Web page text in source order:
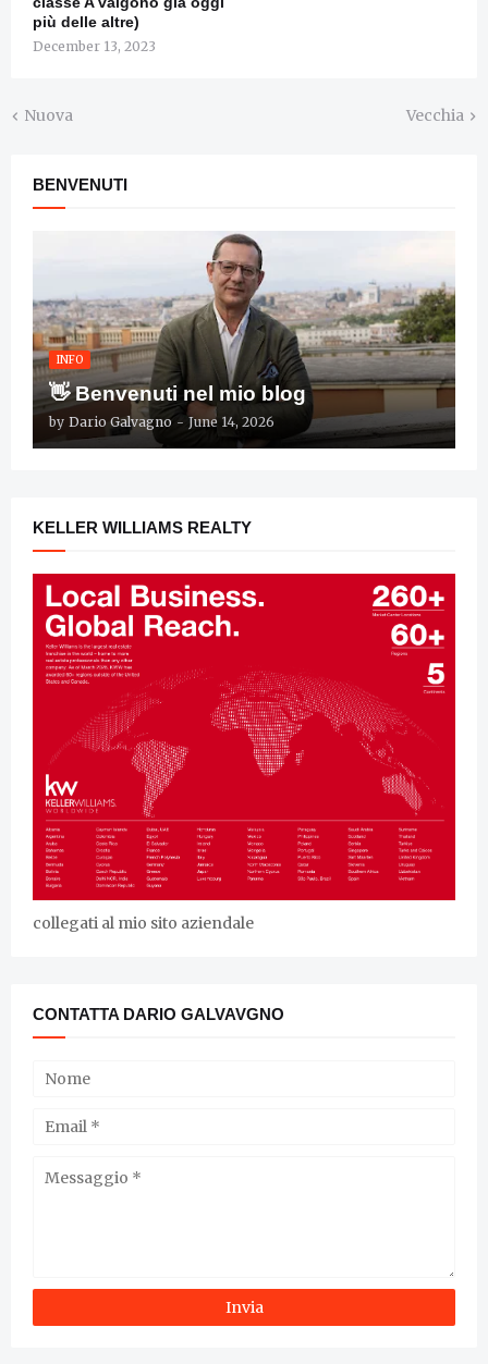
più delle altre)
December 13, 2023
Nuova Vecchia
BENVENUTI
INFO
👋 Benvenuti nel mio blog
by Dario Galvagno - June 14, 2026
KELLER WILLIAMS REALTY
collegati al mio sito aziendale
CONTATTA DARIO GALVAVGNO